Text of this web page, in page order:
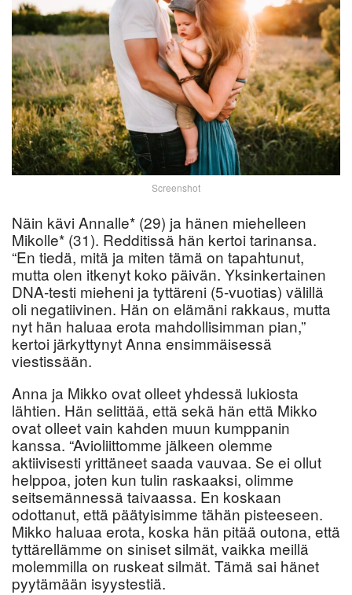
Screenshot
Näin kävi Annalle* (29) ja hänen miehelleen
Mikolle* (31). Redditissä hän kertoi tarinansa.
“En tiedä, mitä ja miten tämä on tapahtunut,
mutta olen itkenyt koko päivän. Yksinkertainen
DNA-testi mieheni ja tyttäreni (5-vuotias) välillä
oli negatiivinen. Hän on elämäni rakkaus, mutta
nyt hän haluaa erota mahdollisimman pian,”
kertoi järkyttynyt Anna ensimmäisessä
viestissään.
Anna ja Mikko ovat olleet yhdessä lukiosta
lähtien. Hän selittää, että sekä hän että Mikko
ovat olleet vain kahden muun kumppanin
kanssa. “Avioliittomme jälkeen olemme
aktiivisesti yrittäneet saada vauvaa. Se ei ollut
helppoa, joten kun tulin raskaaksi, olimme
seitsemännessä taivaassa. En koskaan
odottanut, että päätyisimme tähän pisteeseen.
Mikko haluaa erota, koska hän pitää outona, että
tyttärellämme on siniset silmät, vaikka meillä
molemmilla on ruskeat silmät. Tämä sai hänet
pyytämään isyystestiä.